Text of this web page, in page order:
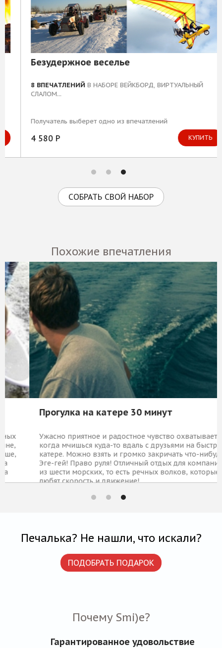
Безудержное веселье
8 ВПЕЧАТЛЕНИЙВ НАБОРЕ ВЕЙКБОРД, ВИРТУАЛЬНЫЙ
СЛАЛОМ...
Получатель выберет одно из впечатлений
4 580 Р КУПИТЬ
СОБРАТЬ СВОЙ НАБОР
Похожие впечатления
Прогулка на катере 30 минут
Ужасно приятное и радостное чувство охватывает,
когда мчишься куда-то вдаль с друзьями на быстром
катере. Можно взять и громко закричать что-нибудь!
Эге-гей! Право руля! Отличный отдых для компании
из шести морских, то есть речных волков, которые
любят скорость и движение!
Печалька? Не нашли, что искали?
ПОДОБРАТЬ ПОДАРОК
Почему Smi)e?
Гарантированное удовольствие